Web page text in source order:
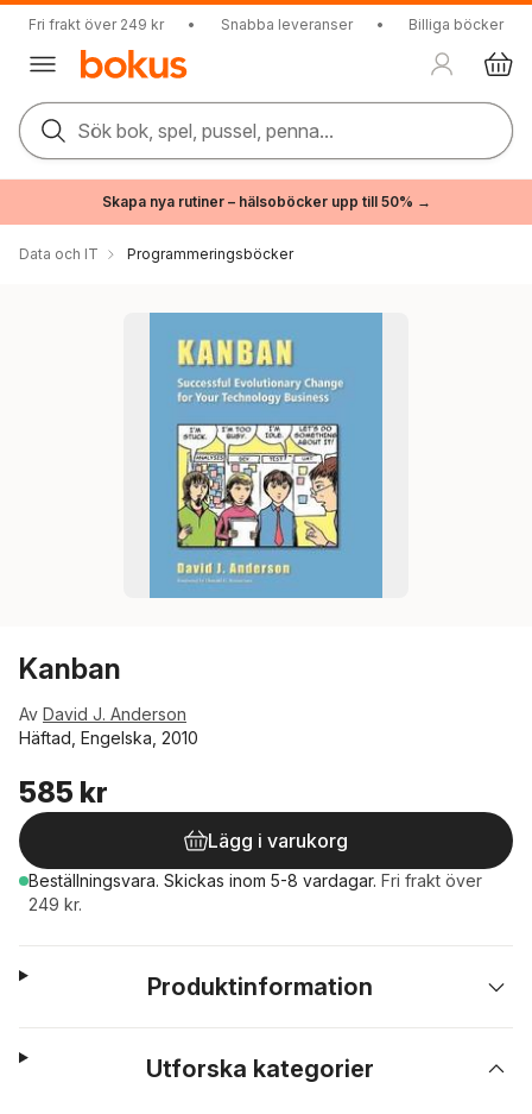
Fri frakt över 249 kr • Snabba leveranser • Billiga böcker
Sök bok, spel, pussel, penna...
Skapa nya rutiner – hälsoböcker upp till 50% →
Data och IT Programmeringsböcker
Kanban
Av David J. Anderson
Häftad, Engelska, 2010
585 kr
Lägg i varukorg
Beställningsvara. Skickas inom 5-8 vardagar. Fri frakt över
249 kr.
Produktinformation
Utforska kategorier